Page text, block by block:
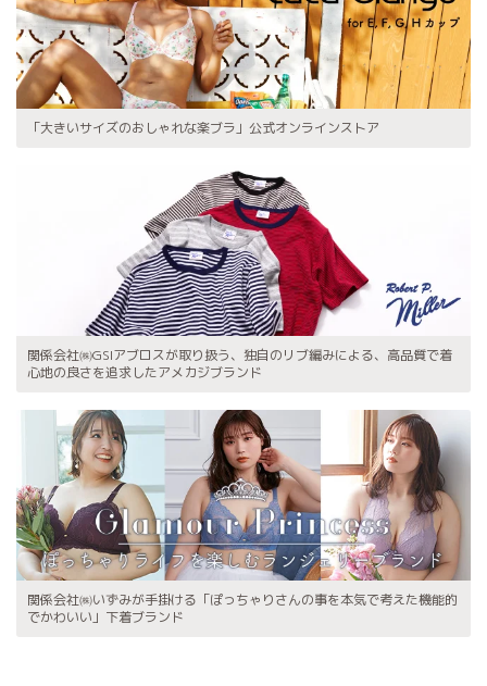
「大きいサイズのおしゃれな楽ブラ」公式オンラインストア
関係会社㈱GSIアブロスが取り扱う、独自のリブ編みによる、高品質で着
心地の良さを追求したアメカジブランド
関係会社㈱いずみが手掛ける「ぽっちゃりさんの事を本気で考えた機能的
でかわいい」下着ブランド